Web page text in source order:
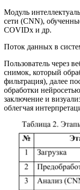
Модуль
сети (CNN),
COVIDx и др.
Поток данных в
Пользователь через
снимок, который
фильтрация), далее
обработки
заключение и
облегчая